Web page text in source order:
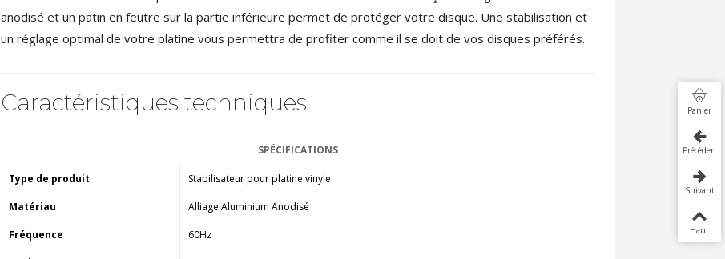
AUDIOPHONICS DA-S250NC
Amplificateur Intégré...
FOSI AUDIO CA30
Amplificateur 4 Voies pour...
anodisé et un patin en feutre sur la partie inférieure permet de protéger votre disque. Une stabilisation et
un réglage optimal de votre platine vous permettra de profiter comme il se doit de vos disques préférés.
Caractéristiques techniques
SPÉCIFICATIONS
Type de produit Stabilisateur pour platine vinyle
Matériau Alliage Aluminium Anodisé
Fréquence 60Hz
Panier
Précédent
Suivant
Haut